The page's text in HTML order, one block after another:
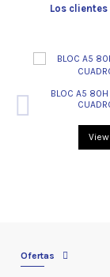
Los
BLOC A5 80H
View
Ofertas